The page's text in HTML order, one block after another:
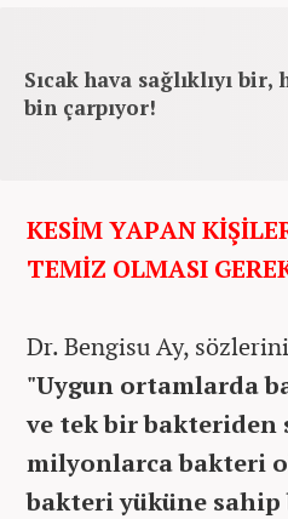
Sıcak hava sağlıklıyı bir,
bin çarpıyor!
KESİM YAPAN
TEMİZ OLMASI
Dr. Bengisu Ay,
"Uygun ortamlarda
ve tek bir bakteriden
milyonlarca bakteri
bakteri yüküne